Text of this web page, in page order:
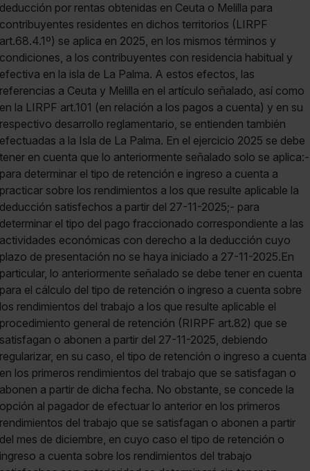
deducción por rentas obtenidas en Ceuta o Melilla para
contribuyentes residentes en dichos territorios (LIRPF
art.68.4.1º) se aplica en 2025, en los mismos términos y
condiciones, a los contribuyentes con residencia habitual y
efectiva en la isla de La Palma. A estos efectos, las
referencias a Ceuta y Melilla en el artículo señalado, así como
en la LIRPF art.101 (en relación a los pagos a cuenta) y en su
respectivo desarrollo reglamentario, se entienden también
efectuadas a la Isla de La Palma. En el ejercicio 2025 se debe
tener en cuenta que lo anteriormente señalado solo se aplica:-
para determinar el tipo de retención e ingreso a cuenta a
practicar sobre los rendimientos a los que resulte aplicable la
deducción satisfechos a partir del 27-11-2025;- para
determinar el tipo del pago fraccionado correspondiente a las
actividades económicas con derecho a la deducción cuyo
plazo de presentación no se haya iniciado a 27-11-2025.En
particular, lo anteriormente señalado se debe tener en cuenta
para el cálculo del tipo de retención o ingreso a cuenta sobre
los rendimientos del trabajo a los que resulte aplicable el
procedimiento general de retención (RIRPF art.82) que se
satisfagan o abonen a partir del 27-11-2025, debiendo
regularizar, en su caso, el tipo de retención o ingreso a cuenta
en los primeros rendimientos del trabajo que se satisfagan o
abonen a partir de dicha fecha. No obstante, se concede la
opción al pagador de efectuar lo anterior en los primeros
rendimientos del trabajo que se satisfagan o abonen a partir
del mes de diciembre, en cuyo caso el tipo de retención o
ingreso a cuenta sobre los rendimientos del trabajo